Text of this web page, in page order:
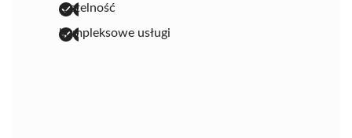
rzetelność
kompleksowe usługi